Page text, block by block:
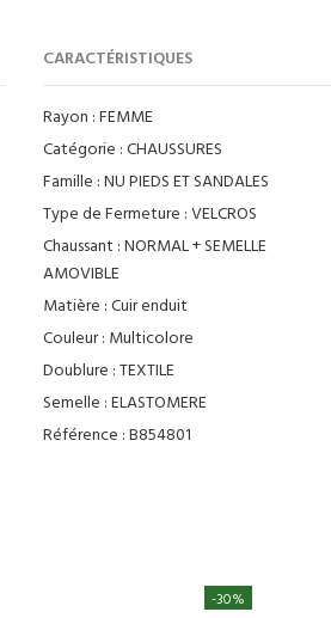
CARACTÉRISTIQUES
Rayon :FEMME
Catégorie :CHAUSSURES
Famille :NU PIEDS ET SANDALES
Type de Fermeture :VELCROS
Chaussant :NORMAL + SEMELLE
AMOVIBLE
Matière :Cuir enduit
Couleur : Multicolore
Doublure :TEXTILE
Semelle :ELASTOMERE
Référence :B854801
-30%